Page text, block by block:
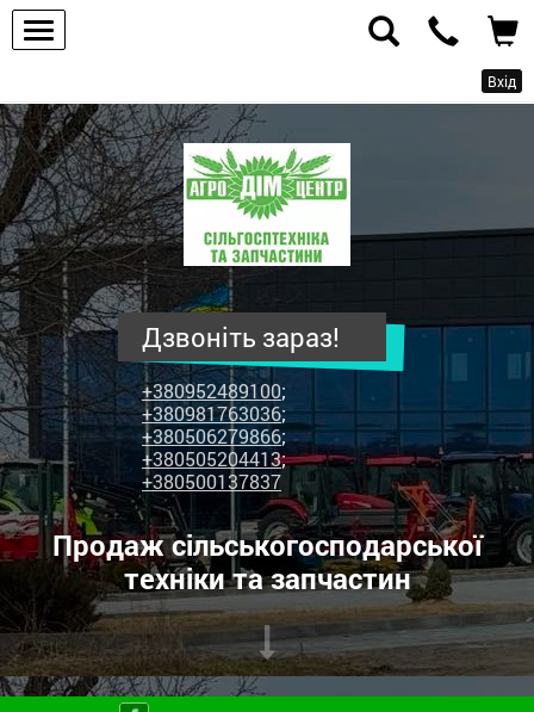
Вхід
ПП
"Агродім-
центр"
-
продаж
сільськогосподарської
техніки
та
запчастин
Дзвоніть зараз!
+380952489100;
+380981763036;
+380506279866;
+380505204413;
+380500137837
Продаж сільськогосподарської
техніки та запчастин